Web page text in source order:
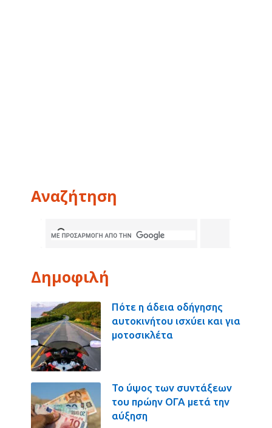
Αναζήτηση
Δημοφιλή
Πότε η άδεια οδήγησης
αυτοκινήτου ισχύει και για
μοτοσικλέτα
Το ύψος των συντάξεων
του πρώην ΟΓΑ μετά την
αύξηση